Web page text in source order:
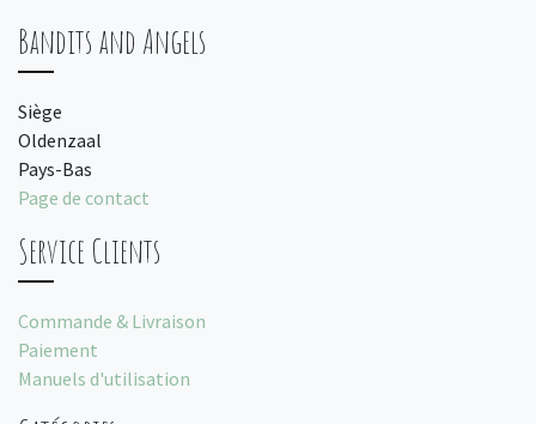
Bandits and Angels
Siège
Oldenzaal
Pays-Bas
Page de contact
Service Clients
Commande & Livraison
Paiement
Manuels d'utilisation